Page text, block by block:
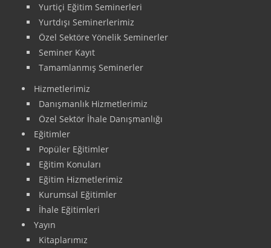
Yurtiçi Eğitim Seminerleri
Yurtdışı Seminerlerimiz
Özel Sektöre Yönelik Seminerler
Seminer Kayıt
Tamamlanmış Seminerler
Hizmetlerimiz
Danışmanlık Hizmetlerimiz
Özel Sektör İhale Danışmanlığı
Eğitimler
Popüler Eğitimler
Eğitim Konuları
Eğitim Hizmetlerimiz
Kurumsal Eğitimler
İhale Eğitimleri
Yayın
Kitaplarımız